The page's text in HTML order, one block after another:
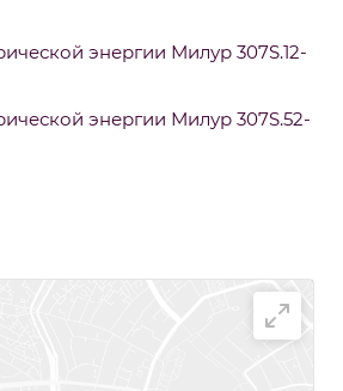
энергии Милур 307S.12-
энергии Милур 307S.52-